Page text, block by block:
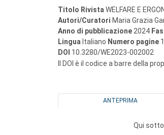
Titolo Rivista WELFARE E
Autori/Curatori Maria Grazia
Anno di pubblicazione 2024
Lingua Italiano Numero pagine
DOI 10.3280/WE2023-002002
Il DOI è il codice a barre della
ANTEPRIMA
Qui